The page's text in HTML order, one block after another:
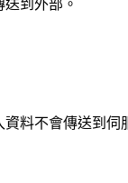
到外部。
料不會傳送到伺